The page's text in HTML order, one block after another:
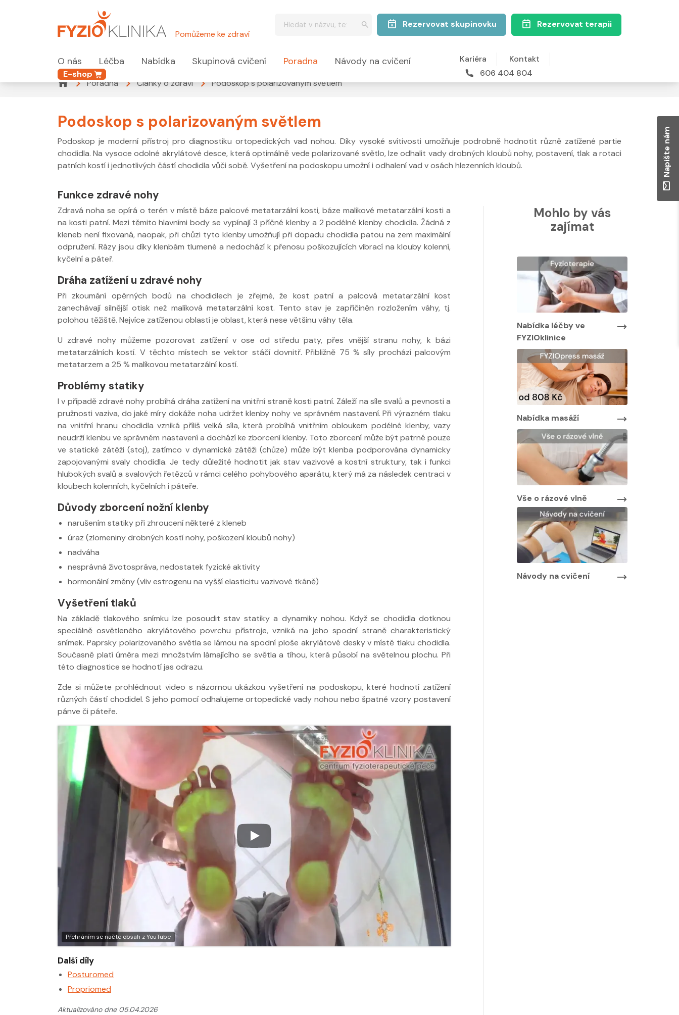
Pomůžeme ke zdraví
Rezervovat skupinovku Rezervovat terapii
O nás Léčba Nabídka Skupinová cvičení Poradna Návody na cvičení
E-shop
Kariéra
Kontakt
606 404 804
Poradna
Články o zdraví Podoskop s polarizovaným světlem
Podoskop s polarizovaným světlem
Podoskop je moderní přístroj pro diagnostiku ortopedických vad nohou. Díky vysoké svítivosti umožňuje podrobně hodnotit různě zatížené partie
chodidla. Na vysoce odolné akrylátové desce, která optimálně vede polarizované světlo, lze odhalit vady drobných kloubů nohy, postavení, tlak a rotaci
patních kostí i jednotlivých částí chodidla vůči sobě. Vyšetření na podoskopu umožní i odhalení vad v osách hlezenních kloubů.
Funkce zdravé nohy
Zdravá noha se opírá o terén v místě báze palcové metatarzální kosti, báze malíkové metatarzální kosti a
na kosti patní. Mezi těmito hlavními body se vypínají 3 příčné klenby a 2 podélné klenby chodidla. Žádná z
kleneb není fixovaná, naopak, při chůzi tyto klenby umožňují při dopadu chodidla patou na zem maximální
odpružení. Rázy jsou díky klenbám tlumené a nedochází k přenosu poškozujících vibrací na klouby kolenní,
kyčelní a páteř.
Dráha zatížení u zdravé nohy
Při zkoumání opěrných bodů na chodidlech je zřejmé, že kost patní a palcová metatarzální kost
zanechávají silnější otisk než malíková metatarzální kost. Tento stav je zapříčiněn rozložením váhy, tj.
polohou těžiště. Nejvíce zatíženou oblastí je oblast, která nese většinu váhy těla.
U zdravé nohy můžeme pozorovat zatížení v ose od středu paty, přes vnější stranu nohy, k bázi
metatarzálních kostí. V těchto místech se vektor stáčí dovnitř. Přibližně 75 % síly prochází palcovým
metatarzem a 25 % malíkovou metatarzální kostí.
Problémy statiky
I v případě zdravé nohy probíhá dráha zatížení na vnitřní straně kosti patní. Záleží na síle svalů a pevnosti a
pružnosti vaziva, do jaké míry dokáže noha udržet klenby nohy ve správném nastavení. Při výrazném tlaku
na vnitřní hranu chodidla vzniká příliš velká síla, která probíhá vnitřním obloukem podélné klenby, vazy
neudrží klenbu ve správném nastavení a dochází ke zborcení klenby. Toto zborcení může být patrné pouze
ve statické zátěži (stoj), zatímco v dynamické zátěži (chůze) může být klenba podporována dynamicky
zapojovanými svaly chodidla. Je tedy důležité hodnotit jak stav vazivové a kostní struktury, tak i funkci
hlubokých svalů a svalových řetězců v rámci celého pohybového aparátu, který má za následek centraci v
kloubech kolenních, kyčelních i páteře.
Důvody zborcení nožní klenby
narušením statiky při zhroucení některé z kleneb
úraz (zlomeniny drobných kostí nohy, poškození kloubů nohy)
nadváha
nesprávná životospráva, nedostatek fyzické aktivity
hormonální změny (vliv estrogenu na vyšší elasticitu vazivové tkáně)
Vyšetření tlaků
Na základě tlakového snímku lze posoudit stav statiky a dynamiky nohou. Když se chodidla dotknou
speciálně osvětleného akrylátového povrchu přístroje, vzniká na jeho spodní straně charakteristický
snímek. Paprsky polarizovaného světla se lámou na spodní ploše akrylátové desky v místě tlaku chodidla.
Současně platí úměra mezi množstvím lámajícího se světla a tíhou, která působí na světelnou plochu. Při
této diagnostice se hodnotí jas odrazu.
Zde si můžete prohlédnout video s názornou ukázkou vyšetření na podoskopu, které hodnotí zatížení
různých částí chodidel. S jeho pomocí odhalujeme ortopedické vady nohou nebo špatné vzory postavení
pánve či páteře.
Přehráním se načte obsah z YouTube
Další díly
Posturomed
Propriomed
Aktualizováno dne 05.04.2026
Mohlo by vás
zajímat
Nabídka léčby ve
FYZIOklinice
Nabídka léčby ve
FYZIOklinice
Nabídka léčby ve
FYZIOklinice
FYZIOklinice
Nabídka léčby ve
Nabídka masáží
Nabídka masáží
Nabídka masáží
Nabídka masáží
Nabídka masáží
Vše o rázové vlně
Návody na cvičení
Napište nám